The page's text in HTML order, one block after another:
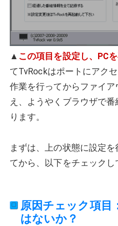
▲ この項目を設定し、PC
てTvRockはポートにアク
作業を行ってからファイ
え、ようやくブラウザで
ります。
まずは、上の状態に設定
てから、以下をチェックし
原因チェック項目
はないか？